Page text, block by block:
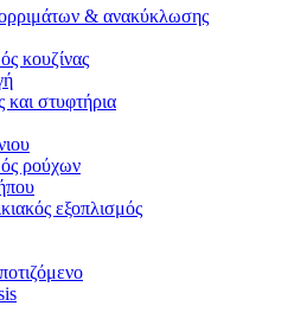
& ανακύκλωσης
κουζίνας
στυφτήρια
ρούχων
εξοπλισμός